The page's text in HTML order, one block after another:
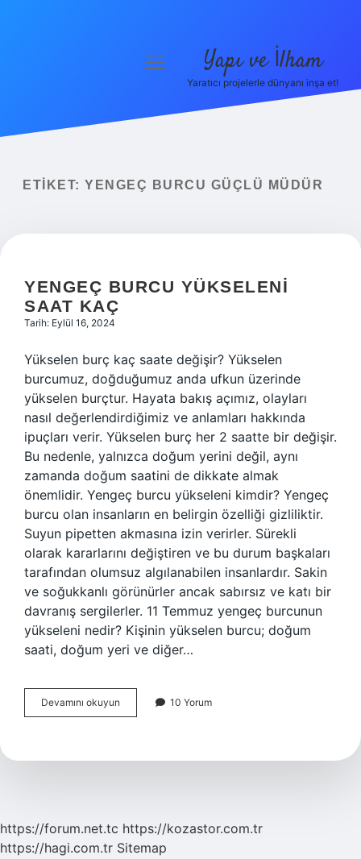
Yasal Uyarı
menüyü
Yapı ve İlham
Yaratıcı projelerle dünyanı inşa et!
ETIKET: YENGEÇ BURCU GÜÇLÜ MÜDÜR
YENGEÇ BURCU YÜKSELENI
SAAT KAÇ
Tarih: Eylül 16, 2024
Yükselen burç kaç saate değişir? Yükselen
burcumuz, doğduğumuz anda ufkun üzerinde
yükselen burçtur. Hayata bakış açımız, olayları
nasıl değerlendirdiğimiz ve anlamları hakkında
ipuçları verir. Yükselen burç her 2 saatte bir değişir.
Bu nedenle, yalnızca doğum yerini değil, aynı
zamanda doğum saatini de dikkate almak
önemlidir. Yengeç burcu yükseleni kimdir? Yengeç
burcu olan insanların en belirgin özelliği gizliliktir.
Suyun pipetten akmasına izin verirler. Sürekli
olarak kararlarını değiştiren ve bu durum başkaları
tarafından olumsuz algılanabilen insanlardır. Sakin
ve soğukkanlı görünürler ancak sabırsız ve katı bir
davranış sergilerler. 11 Temmuz yengeç burcunun
yükseleni nedir? Kişinin yükselen burcu; doğum
saati, doğum yeri ve diğer…
Devamını okuyun
Burcu
Kaç
10 Yorum
https://forum.net.tc https://kozastor.com.tr
https://hagi.com.tr Sitemap